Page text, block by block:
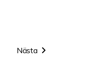
Nästa